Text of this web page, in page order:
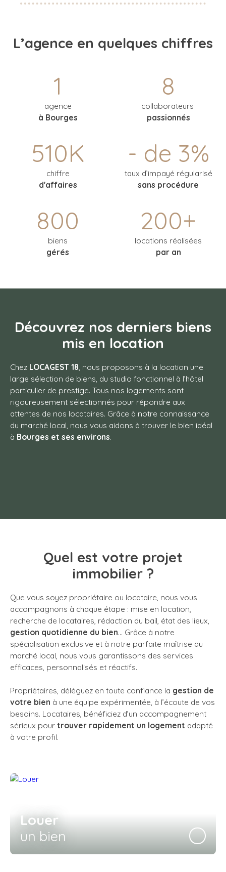
L’agence en quelques chiffres
1
agence
à Bourges
8
collaborateurs
passionnés
510K
chiffre
d'affaires
- de 3%
taux d’impayé régularisé
sans procédure
800
biens
gérés
200+
locations réalisées
par an
Découvrez nos derniers biens
mis en location
Chez LOCAGEST 18, nous proposons à la location une
large sélection de biens, du studio fonctionnel à l’hôtel
particulier de prestige. Tous nos logements sont
rigoureusement sélectionnés pour répondre aux
attentes de nos locataires. Grâce à notre connaissance
du marché local, nous vous aidons à trouver le bien idéal
à Bourges et ses environs.
Quel est votre projet
immobilier ?
Que vous soyez propriétaire ou locataire, nous vous
accompagnons à chaque étape : mise en location,
recherche de locataires, rédaction du bail, état des lieux,
gestion quotidienne du bien… Grâce à notre
spécialisation exclusive et à notre parfaite maîtrise du
marché local, nous vous garantissons des services
efficaces, personnalisés et réactifs.
Propriétaires, déléguez en toute confiance la gestion de
votre bien à une équipe expérimentée, à l’écoute de vos
besoins. Locataires, bénéficiez d’un accompagnement
sérieux pour trouver rapidement un logement adapté
à votre profil.
Louer
un bien